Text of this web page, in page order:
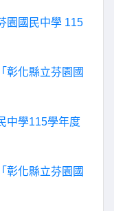
園國民中學 115
彰化縣立芬園國
中學115學年度
彰化縣立芬園國